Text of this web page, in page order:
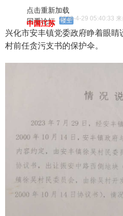
点击重新加载
回看论坛 楼主
2026-4-29 05:40:33 来
中国江苏
兴化市安丰镇党委政府睁着眼
村前任贪污支书的保护伞。